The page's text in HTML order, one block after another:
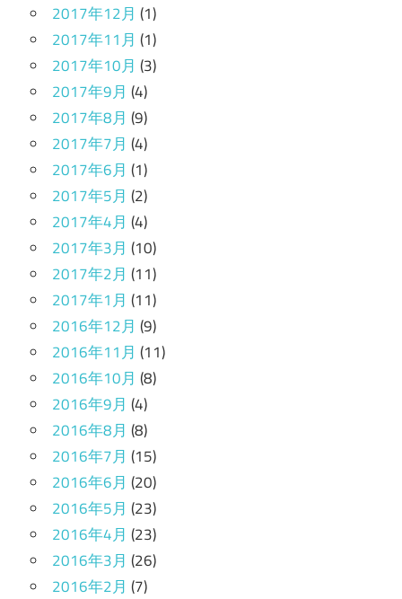
2017年12月 (1)
2017年11月 (1)
2017年10月 (3)
2017年9月 (4)
2017年8月 (9)
2017年7月 (4)
2017年6月 (1)
2017年5月 (2)
2017年4月 (4)
2017年3月 (10)
2017年2月 (11)
2017年1月 (11)
2016年12月 (9)
2016年11月 (11)
2016年10月 (8)
2016年9月 (4)
2016年8月 (8)
2016年7月 (15)
2016年6月 (20)
2016年5月 (23)
2016年4月 (23)
2016年3月 (26)
2016年2月 (7)